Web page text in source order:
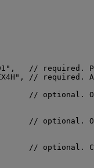
" ,
// required.
" ,
// required.
// optional.
// optional.
{
// optional.